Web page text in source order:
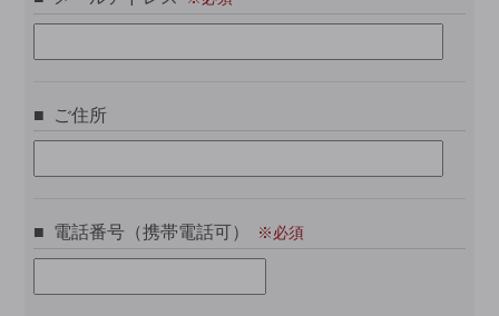
ご住所
電話番号（携帯電話可）